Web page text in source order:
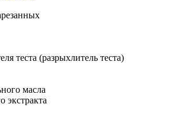
теста (разрыхлитель теста)
масла
экстракта